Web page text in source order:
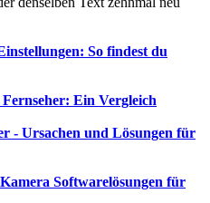
So findest du
Ein Vergleich
- Ursachen und Lösungen für
Softwarelösungen für